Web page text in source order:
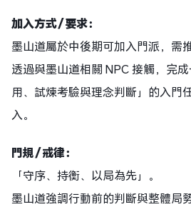
加入方式／要求：
墨山道屬於中後期可加入門派，需
透過與墨山道相關 NPC 接觸，完
用、試煉考驗與理念判斷」的入門
入。
門規／戒律：
「守序、持衡、以局為先」。
墨山道強調行動前的判斷與整體局